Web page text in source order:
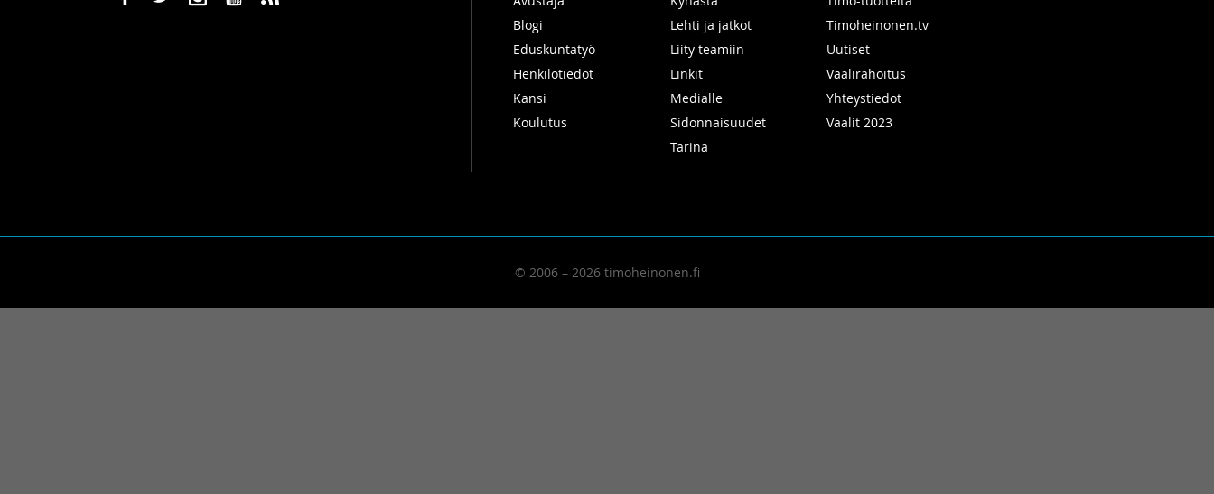
Blogi
Eduskuntatyö
Henkilötiedot
Kansi
Koulutus
Lehti ja jatkot
Liity teamiin
Linkit
Medialle
Sidonnaisuudet
Tarina
Timoheinonen.tv
Uutiset
Vaalirahoitus
Yhteystiedot
Vaalit 2023
© 2006 – 2026 timoheinonen.fi